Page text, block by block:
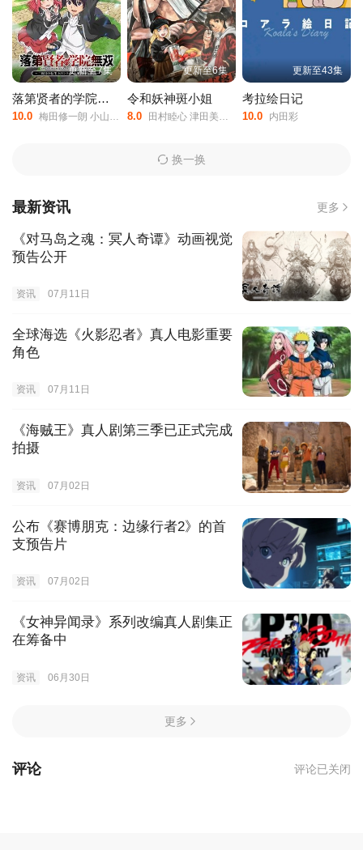
更新至7集
落第贤者的学院无双第二回转生，S等级作弊魔术师冒险记
10.0 梅田修一朗 小山内怜央 白石晴香 加藤英美里 平川大辅
更新至6集
令和妖神斑小姐
8.0 田村睦心 津田美波 寺泽百花 寺杣昌纪
更新至43集
考拉绘日记
10.0 内田彩
换一换
最新资讯 更多
《对马岛之魂：冥人奇谭》动画视觉
预告公开
资讯 07月11日
全球海选《火影忍者》真人电影重要
角色
资讯 07月11日
《海贼王》真人剧第三季已正式完成
拍摄
资讯 07月02日
公布《赛博朋克：边缘行者2》的首
支预告片
资讯 07月02日
《女神异闻录》系列改编真人剧集正
在筹备中
资讯 06月30日
更多
评论 评论已关闭